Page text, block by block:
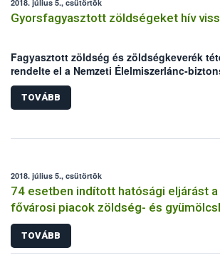
2018. július 5., csütörtök
Gyorsfagyasztott zöldségeket hív
Fagyasztott zöldség és zöldségkeverék
rendelte el a Nemzeti Élelmiszerlánc-
aListeria monocytogenes
lehetséges jelenléte miatt. Az érintett
értesítette, a különböző márkájú termékek
hogy figyeljék az üzletekben kihelyezett
TOVÁBB
2018. július 5., csütörtök
74 esetben indított hatósági eljárást a
fővárosi piacok zöldség- és
szemben
TOVÁBB